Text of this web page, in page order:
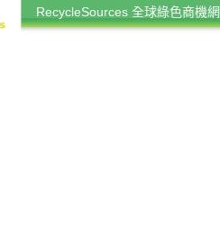
RecycleSources 全球綠色商機網